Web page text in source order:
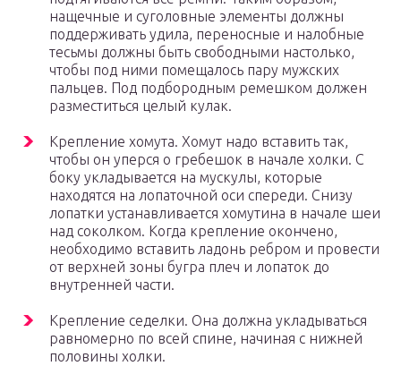
нащечные и суголовные элементы должны
поддерживать удила, переносные и налобные
тесьмы должны быть свободными настолько,
чтобы под ними помещалось пару мужских
пальцев. Под подбородным ремешком должен
разместиться целый кулак.
Крепление хомута. Хомут надо вставить так,
чтобы он уперся о гребешок в начале холки. С
боку укладывается на мускулы, которые
находятся на лопаточной оси спереди. Снизу
лопатки устанавливается хомутина в начале шеи
над соколком. Когда крепление окончено,
необходимо вставить ладонь ребром и провести
от верхней зоны бугра плеч и лопаток до
внутренней части.
Крепление седелки. Она должна укладываться
равномерно по всей спине, начиная с нижней
половины холки.